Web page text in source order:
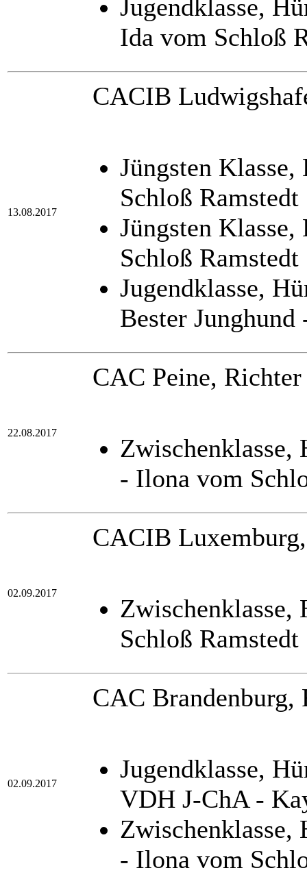
Jugendklasse,
Ida vom Schloß
13.08.2017
CACIB
Jüngsten
Schloß Ramstedt
Jüngsten
Schloß Ramstedt
Jugendklasse,
Bester
22.08.2017
CAC Peine,
- Ilona vom
02.09.2017
CACIB
Schloß Ramstedt
02.09.2017
CAC Brandenburg,
Jugendklasse,
VDH J-ChA -
- Ilona vom